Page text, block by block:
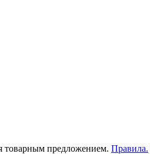
товарным предложением. Правила.